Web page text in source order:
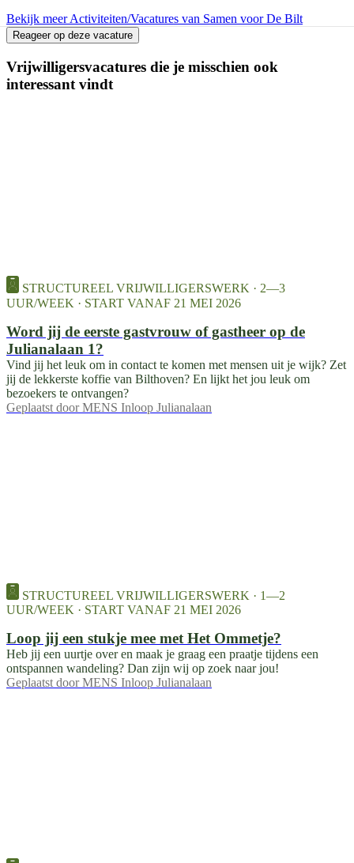
Bekijk meer Activiteiten/Vacatures van Samen voor De Bilt
Reageer op deze vacature
Vrijwilligersvacatures die je misschien ook
interessant vindt
STRUCTUREEL VRIJWILLIGERSWERK · 2—3
UUR/WEEK · START VANAF 21 MEI 2026
Word jij de eerste gastvrouw of gastheer op de
Julianalaan 1?
Vind jij het leuk om in contact te komen met mensen uit je wijk? Zet
jij de lekkerste koffie van Bilthoven? En lijkt het jou leuk om
bezoekers te ontvangen?
Geplaatst door MENS Inloop Julianalaan
STRUCTUREEL VRIJWILLIGERSWERK · 1—2
UUR/WEEK · START VANAF 21 MEI 2026
Loop jij een stukje mee met Het Ommetje?
Heb jij een uurtje over en maak je graag een praatje tijdens een
ontspannen wandeling? Dan zijn wij op zoek naar jou!
Geplaatst door MENS Inloop Julianalaan